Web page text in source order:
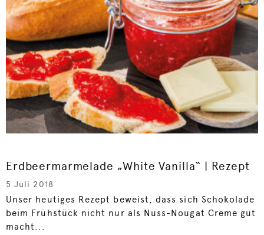
Erdbeermarmelade „White Vanilla“ | Rezept
5 Juli 2018
Unser heutiges Rezept beweist, dass sich Schokolade
beim Frühstück nicht nur als Nuss-Nougat Creme gut
macht...